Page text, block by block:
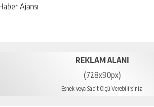
Ajansı
REKLAM ALANI
(728x90px)
Esnek veya Sabit Ölçü Verebilirsiniz.